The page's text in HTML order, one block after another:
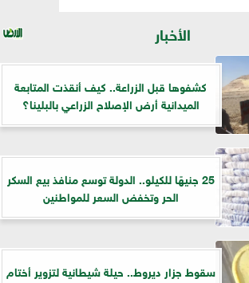
الأخبار
كشفوها قبل الزراعة.. كيف أنقذت المتابعة
الميدانية أرض الإصلاح الزراعي بالبلينا؟
25 جنيهًا للكيلو.. الدولة توسع منافذ بيع السكر
الحر وتخفض السعر للمواطنين
سقوط جزار ديروط.. حيلة شيطانية لتزوير أختام